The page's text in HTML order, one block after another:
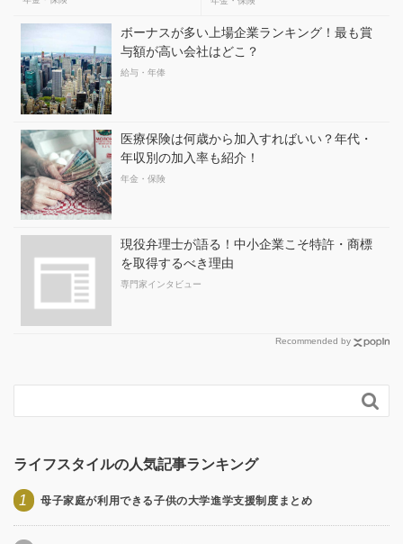
ボーナスが多い上場企業ランキング！最も賞
与額が高い会社はどこ？
給与・年俸
医療保険は何歳から加入すればいい？年代・
年収別の加入率も紹介！
年金・保険
現役弁理士が語る！中小企業こそ特許・商標
を取得するべき理由
専門家インタビュー
Recommended by

ライフスタイルの人気記事ランキング
1 母子家庭が利用できる子供の大学進学支援制度まとめ